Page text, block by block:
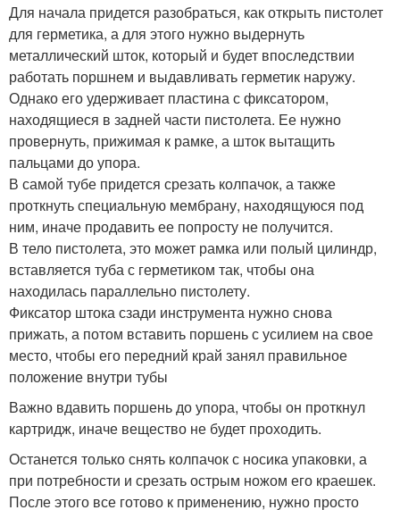
Для начала придется разобраться, как открыть пистолет
для герметика, а для этого нужно выдернуть
металлический шток, который и будет впоследствии
работать поршнем и выдавливать герметик наружу.
Однако его удерживает пластина с фиксатором,
находящиеся в задней части пистолета. Ее нужно
провернуть, прижимая к рамке, а шток вытащить
пальцами до упора.
В самой тубе придется срезать колпачок, а также
проткнуть специальную мембрану, находящуюся под
ним, иначе продавить ее попросту не получится.
В тело пистолета, это может рамка или полый цилиндр,
вставляется туба с герметиком так, чтобы она
находилась параллельно пистолету.
Фиксатор штока сзади инструмента нужно снова
прижать, а потом вставить поршень с усилием на свое
место, чтобы его передний край занял правильное
положение внутри тубы
Важно вдавить поршень до упора, чтобы он проткнул
картридж, иначе вещество не будет проходить.
Останется только снять колпачок с носика упаковки, а
при потребности и срезать острым ножом его краешек.
После этого все готово к применению, нужно просто